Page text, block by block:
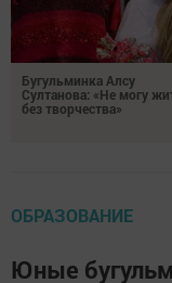
Бугульминка Алсу
Султанова: «Не могу
без творчества»
ОБРАЗОВАНИЕ
Юные